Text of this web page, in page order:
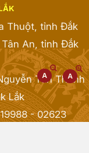
Thuột, tỉnh Đắk
An, tỉnh Đắk
Tấn Thành
Lắk
- 02623